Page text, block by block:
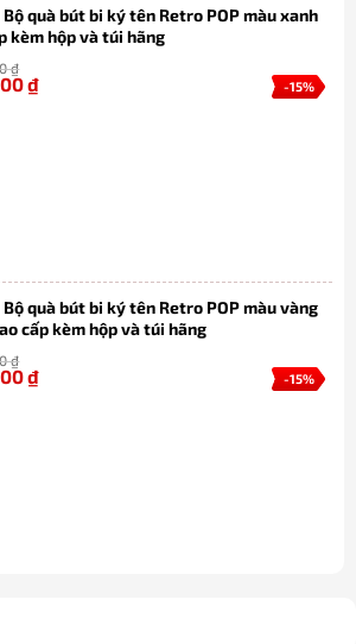
quà bút bi ký tên Retro POP màu xanh
kèm hộp và túi hãng
₫
-15%
₫
quà bút bi ký tên Retro POP màu vàng
cấp kèm hộp và túi hãng
₫
-15%
₫